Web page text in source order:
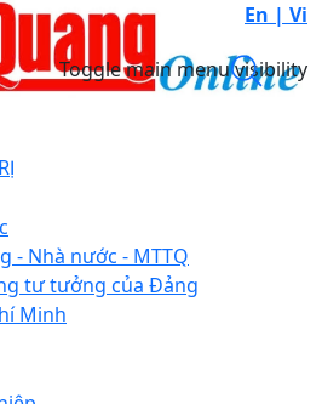
En | Vi
Toggle main menu visibility
- Nhà nước - MTTQ
tư tưởng của Đảng
Minh